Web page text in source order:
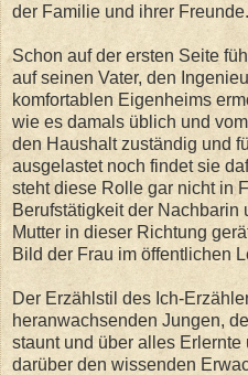
der Familie und ihrer Freunde.
Schon auf der ersten Seite
auf seinen Vater, den
komfortablen Eigenheims
wie es damals üblich und
den Haushalt zuständig und
ausgelastet noch findet sie
steht diese Rolle gar nicht in
Berufstätigkeit der Nachbarin
Mutter in dieser Richtung
Bild der Frau im öffentlichen
Der Erzählstil des Ich-
heranwachsenden Jungen,
staunt und über alles
darüber den wissenden